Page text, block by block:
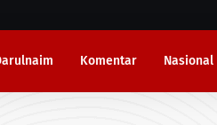
Komentar Nasional